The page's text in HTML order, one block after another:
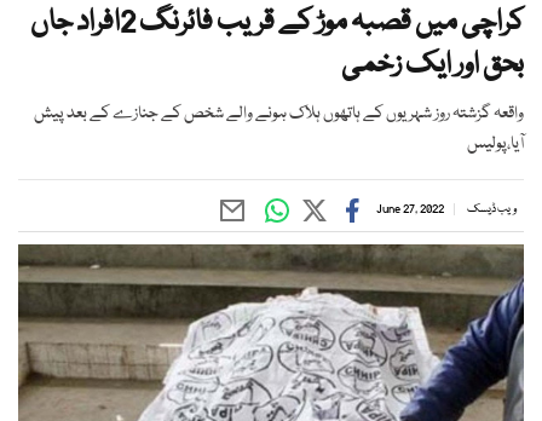
کراچی میں قصبہ موڑ کے قریب فائرنگ 2افراد جاں
بحق اور ایک زخمی
واقعہ گزشتہ روز شہریوں کے ہاتھوں ہلاک ہونے والے شخص کے جنازے کے بعد پیش
آیا،پولیس
ویب ڈیسک June 27, 2022